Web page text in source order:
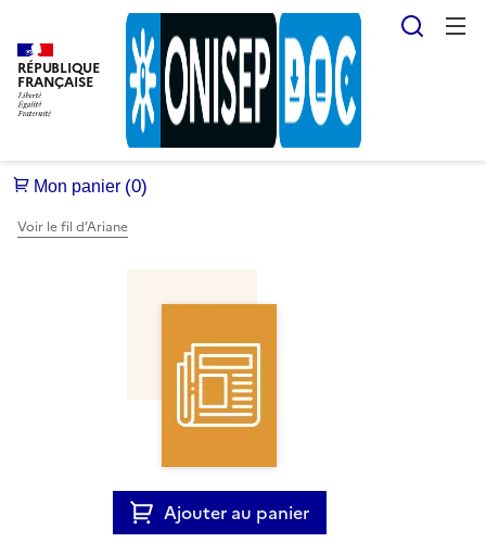
RÉPUBLIQUE
FRANÇAISE
Voir le fil d’Ariane
Ajouter au panier